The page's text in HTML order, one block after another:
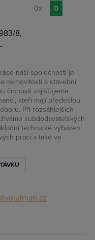
8,
naší společnosti je
nemovitostí a stavební
činnosti zajišťujeme
kteří mají předešlou
Při rozsáhlejších
subdodavatelských
technické vybavení
prací a také ve
0x 0